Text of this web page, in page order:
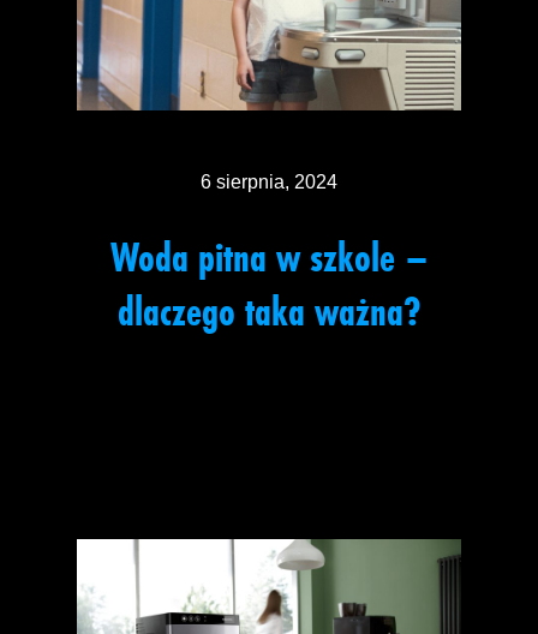
6 sierpnia, 2024
Woda pitna w szkole –
dlaczego taka ważna?